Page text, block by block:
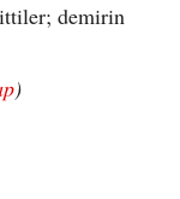
demirin
)